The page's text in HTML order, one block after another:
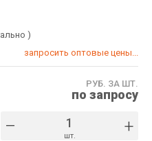
)
запросить оптовые цены...
РУБ. ЗА ШТ.
по запросу
– шт. +